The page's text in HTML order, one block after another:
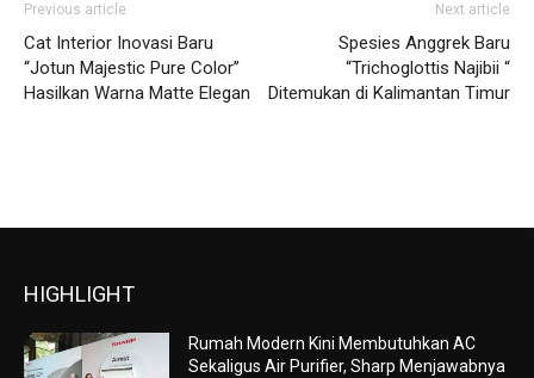
Previous article
Cat Interior Inovasi Baru
“Jotun Majestic Pure Color”
Hasilkan Warna Matte Elegan
Next article
Spesies Anggrek Baru
“Trichoglottis Najibii “
Ditemukan di Kalimantan Timur
HIGHLIGHT
Rumah Modern Kini Membutuhkan AC
Sekaligus Air Purifier, Sharp Menjawabnya